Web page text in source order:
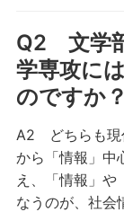
Q2 文学
学専攻に
のですか？
A2 どちらも現
から「情報」中
え、「情報」や
なうのが、社会